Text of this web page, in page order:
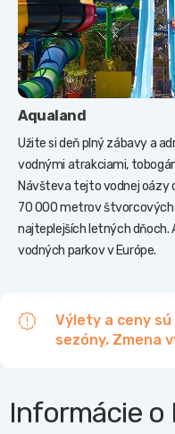
Aqualand
Užite si deň plný zábavy a
vodnými atrakciami,
Návšteva tejto vodnej oázy
70 000 metrov štvorcových
najteplejších letných dňoch.
vodných parkov v Európe.
Výlety a ceny
sezóny. Zmena
Informácie o